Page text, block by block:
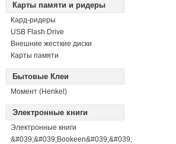
Карты памяти и ридеры
Кард-ридеры
USB Flash Drive
Внешние жесткие диски
Карты памяти
Бытовые Клеи
Момент (Henkel)
Электронные книги
Электронные книги
&#039;&#039;Bookeen&#039;&#039;